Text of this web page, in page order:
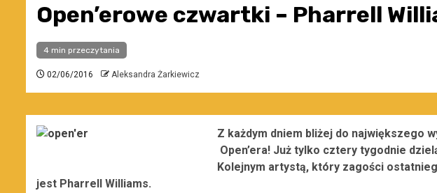
Open’erowe czwartki – Pharrell
4 min przeczytania
02/06/2016 Aleksandra Żarkiewicz
Z każdym dniem bliżej do największego
Open’era! Już tylko cztery tygodnie
Kolejnym artystą, który zagości
jest Pharrell Williams.